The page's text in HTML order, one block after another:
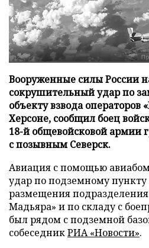
Вооруженные силы России
сокрушительный удар по
объекту взвода
Херсоне, сообщил боец
18-й общевойсковой армии
с позывным Северск.
Авиация с помощью
удар по подземному
размещения
Мадьяра» и по складу с
был рядом с подземной
собеседникРИА «Новости».